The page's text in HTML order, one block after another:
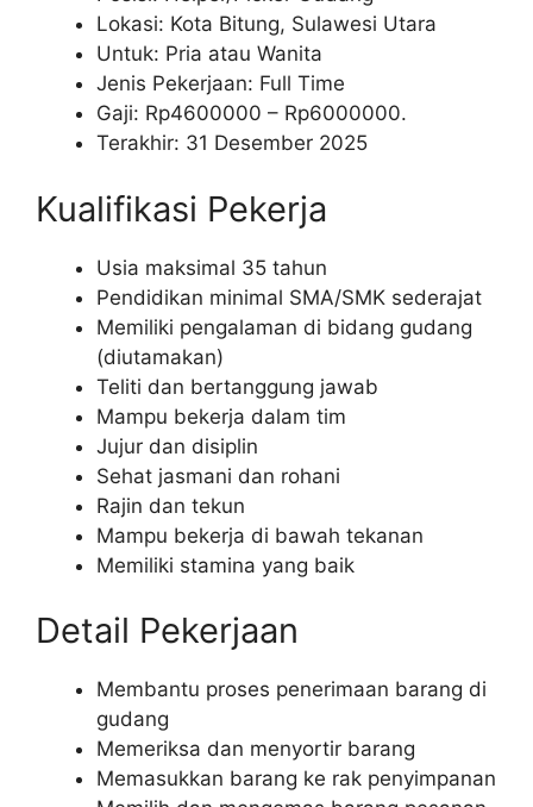
Lokasi: Kota Bitung, Sulawesi Utara
Untuk: Pria atau Wanita
Jenis Pekerjaan: Full Time
Gaji: Rp4600000 – Rp6000000.
Terakhir: 31 Desember 2025
Kualifikasi Pekerja
Usia maksimal 35 tahun
Pendidikan minimal SMA/SMK sederajat
Memiliki pengalaman di bidang gudang
(diutamakan)
Teliti dan bertanggung jawab
Mampu bekerja dalam tim
Jujur dan disiplin
Sehat jasmani dan rohani
Rajin dan tekun
Mampu bekerja di bawah tekanan
Memiliki stamina yang baik
Detail Pekerjaan
Membantu proses penerimaan barang di
gudang
Memeriksa dan menyortir barang
Memasukkan barang ke rak penyimpanan